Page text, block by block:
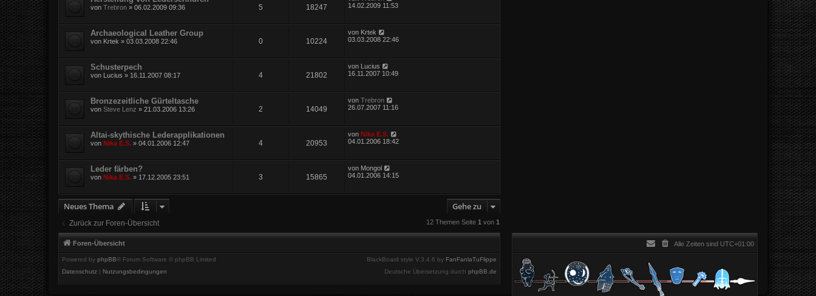
von Trebron » 06.02.2009 09:36 5 18247
14.02.2009 11:53
Archaeological Leather Group
von Krtek » 03.03.2008 22:46 0 10224
von Krtek
03.03.2008 22:46
Schusterpech
von Lucius » 16.11.2007 08:17 4 21802
von Lucius
16.11.2007 10:49
Bronzezeitliche Gürteltasche
von Steve Lenz » 21.03.2006 13:26 2 14049
vonTrebron
26.07.2007 11:16
Altai-skythische Lederapplikationen
von Nika E.S. » 04.01.2006 12:47 4 20953
vonNika E.S.
04.01.2006 18:42
Leder färben?
von Nika E.S. » 17.12.2005 23:51 3 15865
von Mongol
04.01.2006 14:15
Neues Thema Gehe zu
Zurück zur Foren-Übersicht 12 Themen Seite 1 von 1
Alle Zeiten sind UTC+01:00
Foren-Übersicht
Powered by phpBB® Forum Software © phpBB Limited BlackBoard style V.3.4.6 by FanFanlaTuFlippe
Deutsche Übersetzung durchphpBB.de
Datenschutz Nutzungsbedingungen